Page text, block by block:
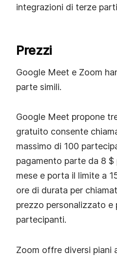
integrazioni di terze
Prezzi
Google Meet e Zoom
parte simili.
Google Meet propone
gratuito consente
massimo di 100
pagamento parte da 8
mese e porta il limite a
ore di durata per
prezzo personalizzato
partecipanti.
Zoom offre diversi piani